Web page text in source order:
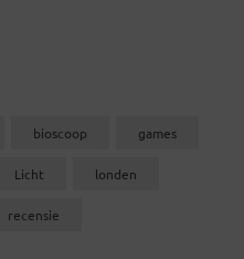
bioscoop games
Licht londen
recensie